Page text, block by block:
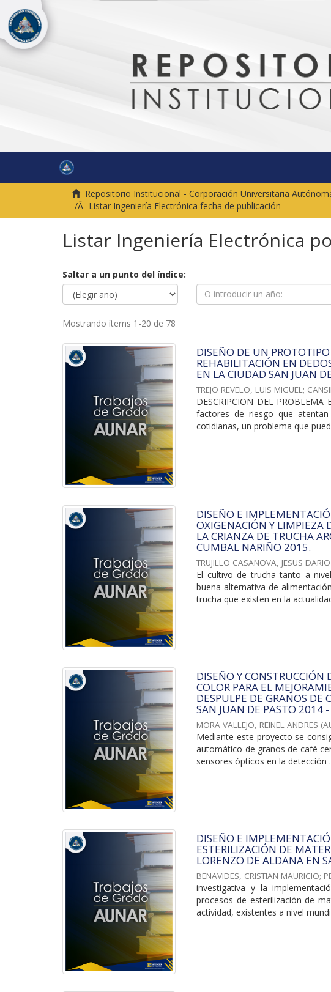
Repositorio Institucional - Corporación Universitaria
Listar Ingeniería Electrónica fecha de publicación
Listar Ingeniería Electrónica
Saltar a un punto del índice:
Mostrando ítems 1-20 de 78
DISEÑO DE UN
REHABILITACIÓN EN
EN LA CIUDAD SAN JUAN
TREJO REVELO, LUIS MIGUEL;
DESCRIPCION DEL
factores de riesgo que
cotidianas, un problema que
DISEÑO E
OXIGENACIÓN Y LIMPIEZA
LA CRIANZA DE TRUCHA
CUMBAL NARIÑO 2015.
TRUJILLO CASANOVA, JESUS DARIO
El cultivo de trucha tanto a
buena alternativa de
trucha que existen en la
DISEÑO Y CONSTRUCCIÓN
COLOR PARA EL
DESPULPE DE GRANOS DE
SAN JUAN DE PASTO 2014
MORA VALLEJO, REINEL ANDRES (
Mediante este proyecto se
automático de granos de café
sensores ópticos en la detección
DISEÑO E
ESTERILIZACIÓN DE
LORENZO DE ALDANA EN
BENAVIDES, CRISTIAN MAURICIO;
investigativa y la
procesos de esterilización de
actividad, existentes a nivel